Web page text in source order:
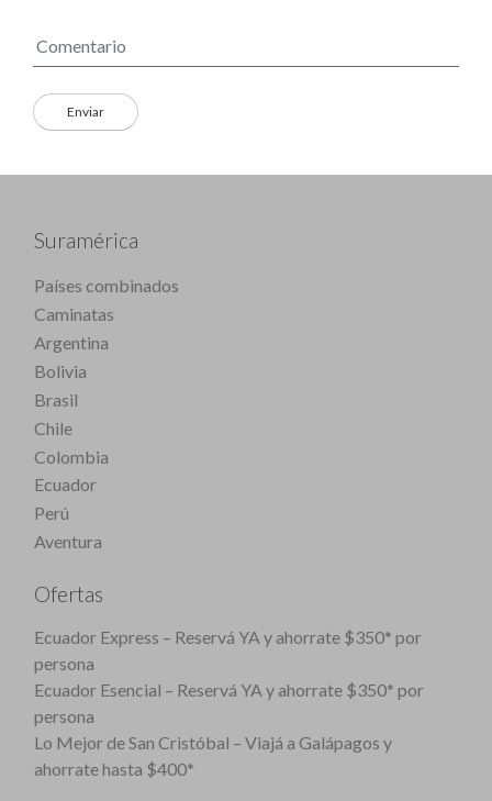
Suramérica
Países combinados
Caminatas
Argentina
Bolivia
Brasil
Chile
Colombia
Ecuador
Perú
Aventura
Ofertas
Ecuador Express – Reservá YA y ahorrate $350* por
persona
Ecuador Esencial – Reservá YA y ahorrate $350* por
persona
Lo Mejor de San Cristóbal – Viajá a Galápagos y
ahorrate hasta $400*